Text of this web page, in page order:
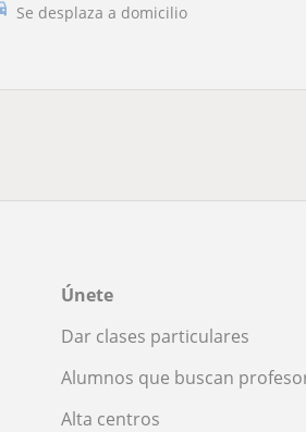
Se desplaza a domicilio
Únete
Dar clases particulares
Alumnos que buscan
Alta centros